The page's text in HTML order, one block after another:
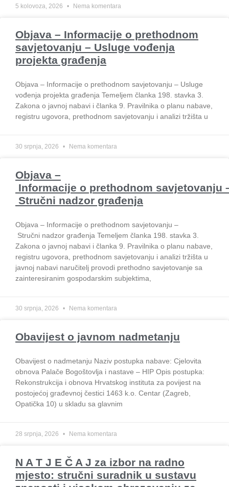
Statut i ostali opći akti
Znanstveno-istraživački centri
Znanstveni i stručni skupovi
Nagrade
Statut i ostali opći akti
Strateški plan
Programsko financiranje JI
Sporazumi o znanstvenoj suradnji
PROJEKTI
HRZZ projekti
Bilateralni projekti
Ostali kompetitivni projekti
Okončani projekti
Rezultati Istraživanja
1700. – 1918.
(Grad Zagreb)
ZAPOSLENICI
IZDAVAŠTVO
Periodika
Biblioteka Hrvatska povjesnica
Sirmiensia et Baranyensia
Sveučilište u Mostaru
Matica hrvatska
5 kolovoza, 2026 Nema komentara
Objava – Informacije o prethodnom
savjetovanju – Usluge vođenja
projekta građenja
Objava – Informacije o prethodnom savjetovanju – Usluge
vođenja projekta građenja Temeljem članka 198. stavka 3.
Zakona o javnoj nabavi i članka 9. Pravilnika o planu nabave,
registru ugovora, prethodnom savjetovanju i analizi tržišta u
30 srpnja, 2026 Nema komentara
Objava –
Informacije o prethodnom savjetovanju
Stručni nadzor građenja
Objava – Informacije o prethodnom savjetovanju –
Stručni nadzor građenja Temeljem članka 198. stavka 3.
Zakona o javnoj nabavi i članka 9. Pravilnika o planu nabave,
registru ugovora, prethodnom savjetovanju i analizi tržišta u
javnoj nabavi naručitelj provodi prethodno savjetovanje sa
zainteresiranim gospodarskim subjektima,
30 srpnja, 2026 Nema komentara
Obavijest o javnom nadmetanju
Obavijest o nadmetanju Naziv postupka nabave: Cjelovita
obnova Palače Bogoštovlja i nastave – HIP Opis postupka:
Rekonstrukcija i obnova Hrvatskog instituta za povijest na
postojećoj građevnoj čestici 1463 k.o. Centar (Zagreb,
Opatička 10) u skladu sa glavnim
28 srpnja, 2026 Nema komentara
N A T J E Č A J za izbor na radno
mjesto: stručni suradnik u sustavu